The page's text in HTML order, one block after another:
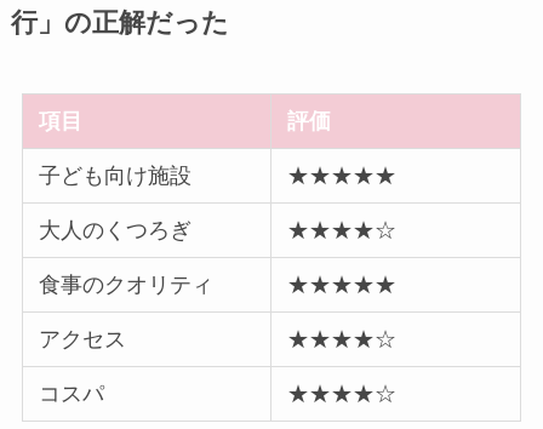
行」の正解だった
項目 評価
子ども向け施設 ★★★★★
大人のくつろぎ ★★★★☆
食事のクオリティ ★★★★★
アクセス ★★★★☆
コスパ ★★★★☆